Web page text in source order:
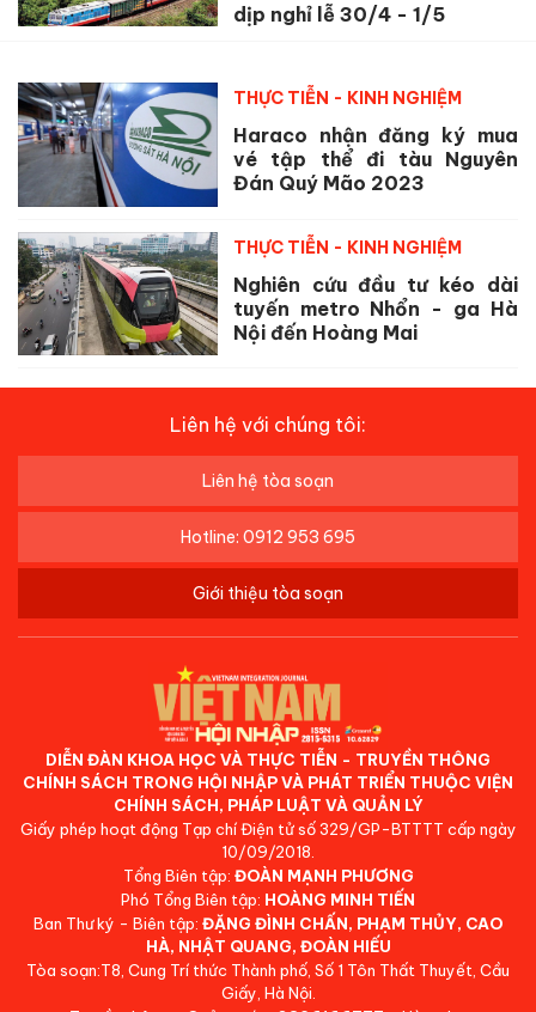
dịp nghỉ lễ 30/4 - 1/5
THỰC TIỄN - KINH NGHIỆM
Haraco nhận đăng ký mua
vé tập thể đi tàu Nguyên
Đán Quý Mão 2023
THỰC TIỄN - KINH NGHIỆM
Nghiên cứu đầu tư kéo dài
tuyến metro Nhổn - ga Hà
Nội đến Hoàng Mai
Liên hệ với chúng tôi:
Liên hệ tòa soạn
Hotline: 0912 953 695
Giới thiệu tòa soạn
DIỄN ĐÀN KHOA HỌC VÀ THỰC TIỄN - TRUYỀN THÔNG
CHÍNH SÁCH TRONG HỘI NHẬP VÀ PHÁT TRIỂN THUỘC VIỆN
CHÍNH SÁCH, PHÁP LUẬT VÀ QUẢN LÝ
Giấy phép hoạt động Tạp chí Điện tử số 329/GP-BTTTT cấp ngày
10/09/2018.
Tổng Biên tập: ĐOÀN MẠNH PHƯƠNG
Phó Tổng Biên tập: HOÀNG MINH TIẾN
Ban Thư ký - Biên tập: ĐẶNG ĐÌNH CHẤN, PHẠM THỦY, CAO
HÀ, NHẬT QUANG, ĐOÀN HIẾU
Tòa soạn:T8, Cung Trí thức Thành phố, Số 1 Tôn Thất Thuyết, Cầu
Giấy, Hà Nội.